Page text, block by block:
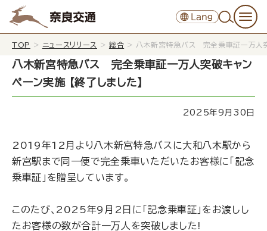
TOP > ニュースリリース > 総合 > 八木新宮特急バス 完全乗車証一万人突
八木新宮特急バス 完全乗車証一万人突破キャン
ペーン実施 【終了しました】
2025年9月30日
2019年12月より八木新宮特急バスに大和八木駅から
新宮駅まで同一便で完全乗車いただいたお客様に｢記念
乗車証｣を贈呈しています｡
このたび､2025年9月2日に｢記念乗車証｣をお渡しし
たお客様の数が合計一万人を突破しました!